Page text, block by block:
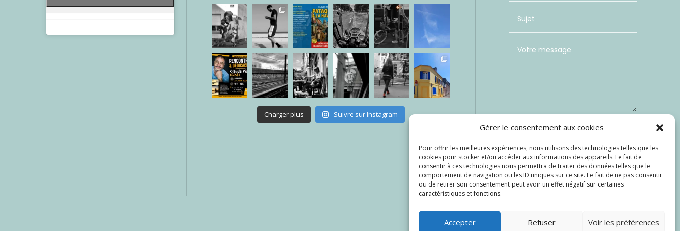
Gérer le consentement aux cookies
Pour offrir les meilleures expériences, nous utilisons des technologies telles que les
cookies pour stocker et/ou accéder aux informations des appareils. Le fait de
consentir à ces technologies nous permettra de traiter des données telles que le
comportement de navigation ou les ID uniques sur ce site. Le fait de ne pas consentir
ou de retirer son consentement peut avoir un effet négatif sur certaines
caractéristiques et fonctions.
Accepter Refuser Voir les préférences
Charger plus Suivre sur Instagram
6 + 7= Envoi